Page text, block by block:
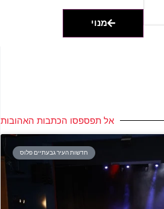
מנוי
אל תפספסו הכתבות האהובות
חדשות העיר גבעתיים פלוס